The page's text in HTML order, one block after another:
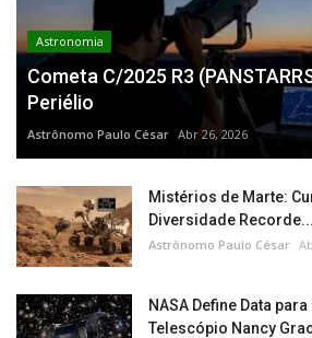
Astronomia
Cometa C/2025 R3
Periélio
Astrônomo Paulo César Abr 26, 2026
Mistérios de Marte:
Diversidade Recorde...
Astrônomo Paulo César
NASA Define Data
Telescópio Nancy